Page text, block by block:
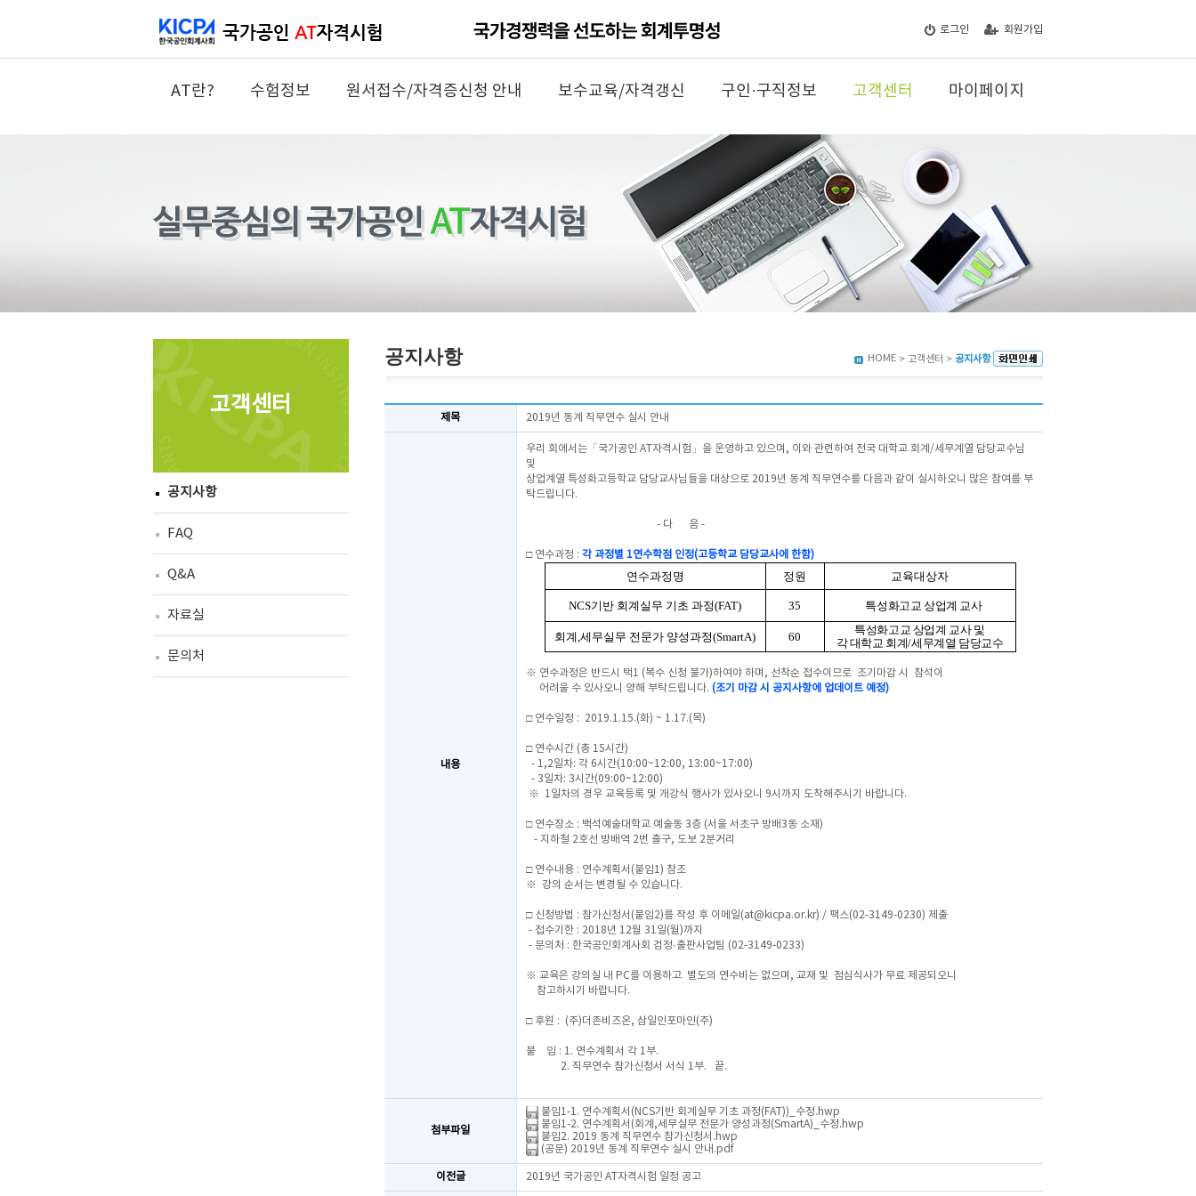
로그인 회원가입
AT란? 수험정보 원서접수/자격증신청 안내 보수교육/자격갱신 구인·구직정보 고객센터 마이페이지
고객센터
공지사항
FAQ
Q&A
자료실
문의처
공지사항 HOME > 고객센터 > 공지사항
제목 2019년 동계 직무연수 실시 안내
내용
우리 회에서는「국가공인 AT자격시험」을 운영하고 있으며, 이와 관련하여 전국 대학교 회계/세무계열 담당교수님
및
상업계열 특성화고등학교 담당교사님들을 대상으로 2019년 동계 직무연수를 다음과 같이 실시하오니 많은 참여를 부
탁드립니다.
- 다 음 -
□ 연수과정 : 각 과정별 1연수학점 인정(고등학교 담당교사에 한함)
연수과정명 정원 교육대상자
NCS기반 회계실무 기초 과정(FAT) 35 특성화고교 상업계 교사
회계,세무실무 전문가 양성과정(SmartA) 60
특성화고교 상업계 교사 및
각 대학교 회계/세무계열 담당교수
※ 연수과정은 반드시 택1 (복수 신청 불가)하여야 하며, 선착순 접수이므로 조기마감 시 참석이
어려울 수 있사오니 양해 부탁드립니다. (조기 마감 시 공지사항에 업데이트 예정)
□ 연수일정 : 2019.1.15.(화) ~ 1.17.(목)
□ 연수시간 (총 15시간)
- 1,2일차: 각 6시간(10:00~12:00, 13:00~17:00)
- 3일차: 3시간(09:00~12:00)
※ 1일차의 경우 교육등록 및 개강식 행사가 있사오니 9시까지 도착해주시기 바랍니다.
□ 연수장소 : 백석예술대학교 예술동 3층 (서울 서초구 방배3동 소재)
- 지하철 2호선 방배역 2번 출구, 도보 2분거리
□ 연수내용 : 연수계획서(붙임1) 참조
※ 강의 순서는 변경될 수 있습니다.
□ 신청방법 : 참가신청서(붙임2)를 작성 후 이메일(at@kicpa.or.kr) / 팩스(02-3149-0230) 제출
- 접수기한 : 2018년 12월 31일(월)까지
- 문의처 : 한국공인회계사회 검정·출판사업팀 (02-3149-0233)
※ 교육은 강의실 내 PC를 이용하고 별도의 연수비는 없으며, 교재 및 점심식사가 무료 제공되오니
참고하시기 바랍니다.
□ 후원 : (주)더존비즈온, 삼일인포마인(주)
붙 임 : 1. 연수계획서 각 1부.
2. 직무연수 참가신청서 서식 1부. 끝.
첨부파일
붙임1-1. 연수계획서(NCS기반 회계실무 기초 과정(FAT))_수정.hwp
붙임1-2. 연수계획서(회계,세무실무 전문가 양성과정(SmartA)_수정.hwp
붙임2. 2019 동계 직무연수 참가신청서.hwp
(공문) 2019년 동계 직무연수 실시 안내.pdf
이전글 2019년 국가공인 AT자격시험 일정 공고